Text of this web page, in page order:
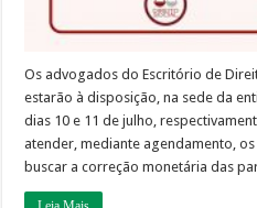
salariais
no
Marchezan
Os advogados do Escritório de
estarão à disposição, na sede da
dias 10 e 11 de julho,
atender, mediante agendamento,
buscar a correção monetária das